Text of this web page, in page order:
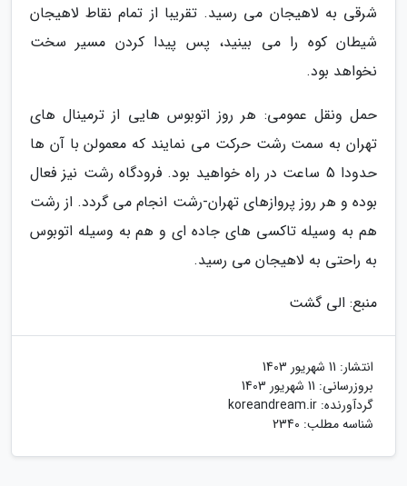
شرقی به لاهیجان می رسید. تقریبا از تمام نقاط لاهیجان
شیطان کوه را می بینید، پس پیدا کردن مسیر سخت
نخواهد بود.
حمل ونقل عمومی: هر روز اتوبوس هایی از ترمینال های
تهران به سمت رشت حرکت می نمایند که معمولن با آن ها
حدودا 5 ساعت در راه خواهید بود. فرودگاه رشت نیز فعال
بوده و هر روز پروازهای تهران-رشت انجام می گردد. از رشت
هم به وسیله تاکسی های جاده ای و هم به وسیله اتوبوس
به راحتی به لاهیجان می رسید.
منبع: الی گشت
انتشار: 11 شهریور 1403
بروزرسانی: 11 شهریور 1403
گردآورنده: koreandream.ir
شناسه مطلب: 2340